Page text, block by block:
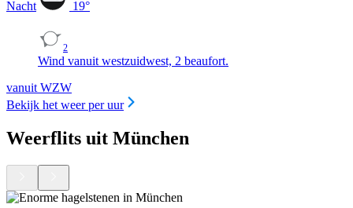
Nacht 19°
2
Wind vanuit westzuidwest, 2 beaufort.
vanuit WZW
Bekijk het weer per uur
Weerflits uit München